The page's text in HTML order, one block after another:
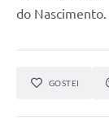
do Nascimento.
GOSTEI